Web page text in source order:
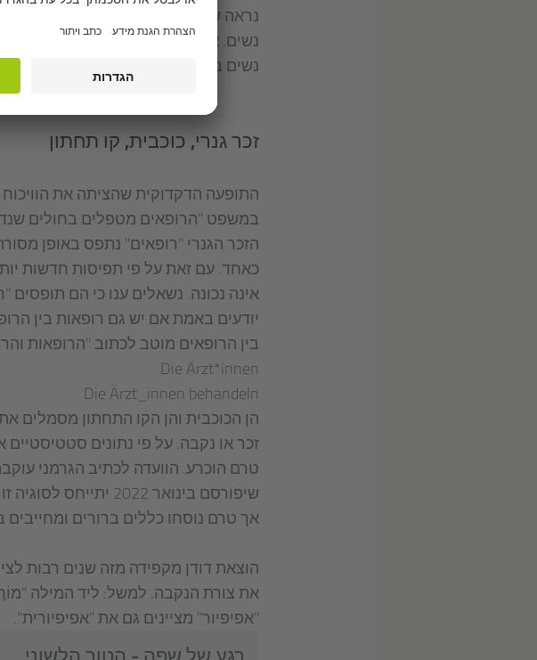
נראה שסוגיית שוויון מגדרי בשפה
נשים. אך מדוע זה כך? נראה שלא
נשים בשפה ובמקומה של השפה בעולם
זכר גנרי, כוכבית, קו תחתון
התופעה הדקדוקית שהציתה את
במשפט "הרופאים מטפלים בחולים
הזכר הגנרי "רופאים" נתפס באופן
כאחד. עם זאת על פי תפיסות חדשות
אינה נכונה. נשאלים ענו כי הם
יודעים באמת אם יש גם רופאות בין
בין הרופאים מוטב לכתוב "הרופאות
Die Ärzt*innen
Die Ärzt_innen behandeln
הן הכוכבית והן הקו התחתון
זכר או נקבה. על פי נתונים סטטיסטיים
טרם הוכרע. הוועדה לכתיב הגרמני
שיפורסם בינואר
אך טרם נוסחו כללים ברורים
הוצאת דודן מקפידה מזה שנים רבות
את צורת הנקבה. למשל: ליד המילה
"אפיפיור" מציינים גם את "אפיפיורית".